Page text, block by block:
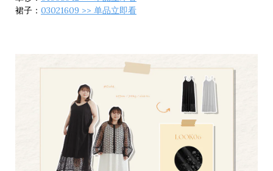
裙子： 03021609 >> 单品立即看